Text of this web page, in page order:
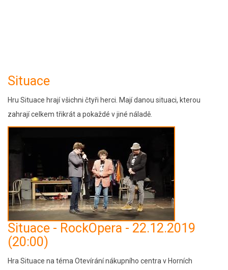
Situace
Hru Situace hrají všichni čtyři herci. Mají danou situaci, kterou
zahrají celkem třikrát a pokaždé v jiné náladě.
Situace - RockOpera - 22.12.2019
(20:00)
Hra Situace na téma Otevírání nákupního centra v Horních